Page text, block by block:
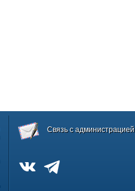
Связь с администрацией